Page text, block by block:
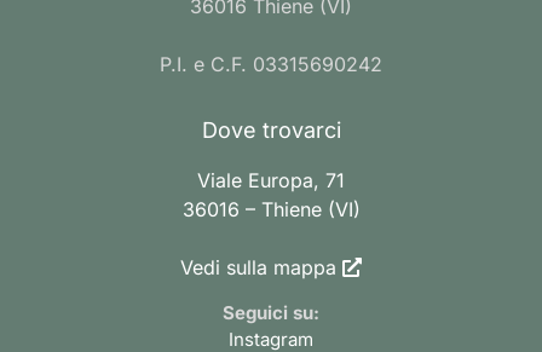
36016 Thiene (VI)
P.I. e C.F. 03315690242
Dove trovarci
Viale Europa, 71
36016 – Thiene (VI)
Vedi sulla mappa
Seguici su:
Instagram